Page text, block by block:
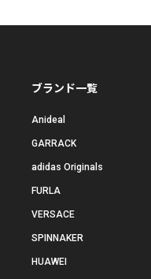
ブランド一覧
Anideal
GARRACK
adidas Originals
FURLA
VERSACE
SPINNAKER
HUAWEI